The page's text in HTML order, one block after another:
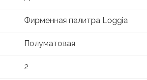
Фирменная палитра Loggia
Полуматовая
2